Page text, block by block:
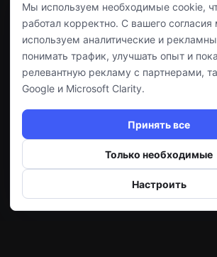
Мы используем необходимые cookie,
работал корректно. С вашего
используем аналитические и
понимать трафик, улучшать опыт и
релевантную рекламу с партнерами,
Google и Microsoft Clarity.
Принять все
Только необходимые
Настроить